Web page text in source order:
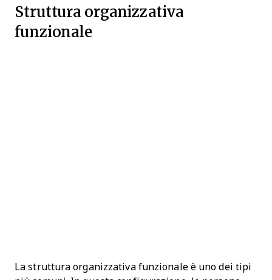
Struttura organizzativa
funzionale
La struttura organizzativa funzionale è uno dei tipi